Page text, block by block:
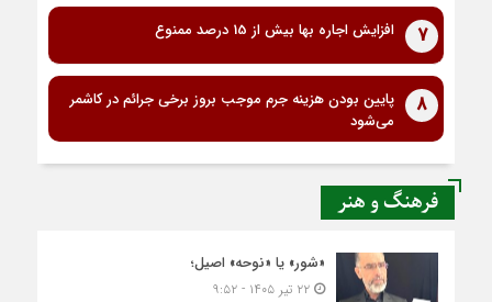
7 افزایش اجاره بها بیش از 15 درصد ممنوع
8
پایین بودن هزینه جرم موجب بروز برخی جرائم در کاشمر
می‌شود
فرهنگ و هنر
«شور» یا «نوحه» اصیل؛
۲۲ تیر ۱۴۰۵ - ۹:۵۲